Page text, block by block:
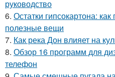
руководство
6. Остатки гипсокартона:
полезные вещи
7. Как река Дон влияет на
8. Обзор 16 программ для
телефон